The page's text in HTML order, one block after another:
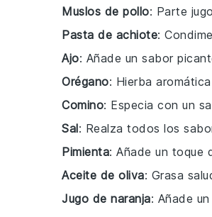
Muslos de pollo: Parte
Pasta de achiote:
Ajo: Añade un sabor
Orégano: Hierba
Comino: Especia con un
Sal: Realza todos los
Pimienta: Añade un toque
Aceite de oliva: Grasa
Jugo de naranja: Añade